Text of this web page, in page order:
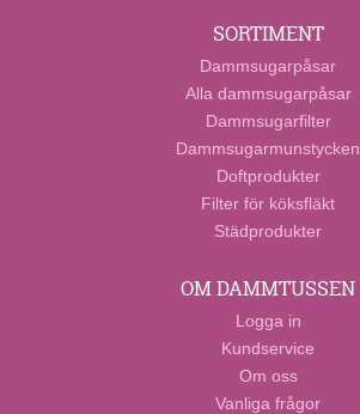
SORTIMENT
Dammsugarpåsar
Alla dammsugarpåsar
Dammsugarfilter
Dammsugarmunstycken
Doftprodukter
Filter för köksfläkt
Städprodukter
OM DAMMTUSSEN
Logga in
Kundservice
Om oss
Vanliga frågor